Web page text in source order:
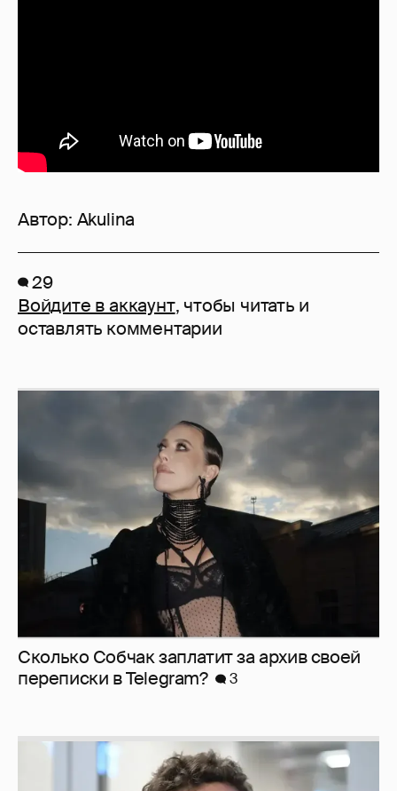
Автор: Akulina
29
Войдите в аккаунт, чтобы читать и
оставлять комментарии
Сколько Собчак заплатит за архив своей
перeписки в Telegram?
3